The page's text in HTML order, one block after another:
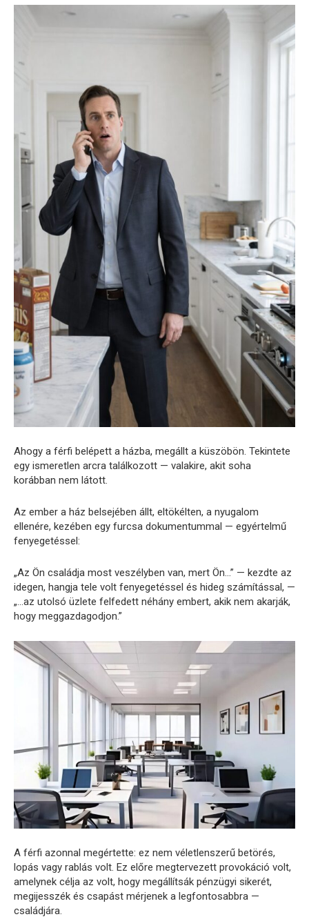
Ahogy a férfi belépett a házba, megállt a küszöbön. Tekintete
egy ismeretlen arcra találkozott — valakire, akit soha
korábban nem látott.
Az ember a ház belsejében állt, eltökélten, a nyugalom
ellenére, kezében egy furcsa dokumentummal — egyértelmű
fenyegetéssel:
„Az Ön családja most veszélyben van, mert Ön…” — kezdte az
idegen, hangja tele volt fenyegetéssel és hideg számítással, —
„…az utolsó üzlete felfedett néhány embert, akik nem akarják,
hogy meggazdagodjon.”
A férfi azonnal megértette: ez nem véletlenszerű betörés,
lopás vagy rablás volt. Ez előre megtervezett provokáció volt,
amelynek célja az volt, hogy megállítsák pénzügyi sikerét,
megijesszék és csapást mérjenek a legfontosabbra —
családjára.